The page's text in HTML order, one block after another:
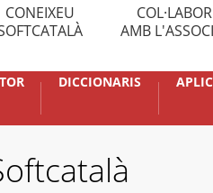
CONEIXEU
AMB
DICCIONARIS